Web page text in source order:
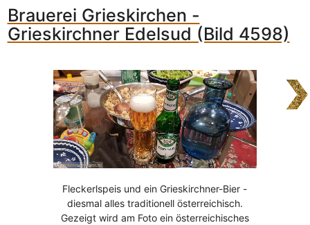
Brauerei Grieskirchen -
Grieskirchner Edelsud (Bild 4598)
Fleckerlspeis und ein Grieskirchner-Bier -
diesmal alles traditionell österreichisch.
Gezeigt wird am Foto ein österreichisches